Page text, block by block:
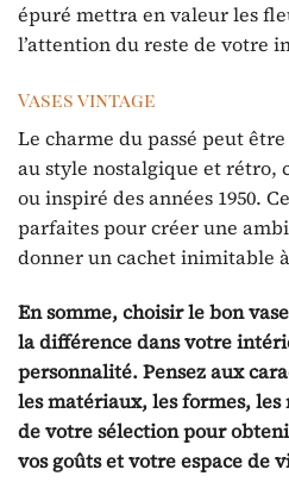
épuré mettra en valeur les
l’attention du reste de votre
Vases vintage
Le charme du passé peut
au style nostalgique et rétro,
ou inspiré des années 1950.
parfaites pour créer une
donner un cachet inimitable
En somme, choisir le bon
la différence dans votre
personnalité. Pensez aux
les matériaux, les formes,
de votre sélection pour
vos goûts et votre espace de